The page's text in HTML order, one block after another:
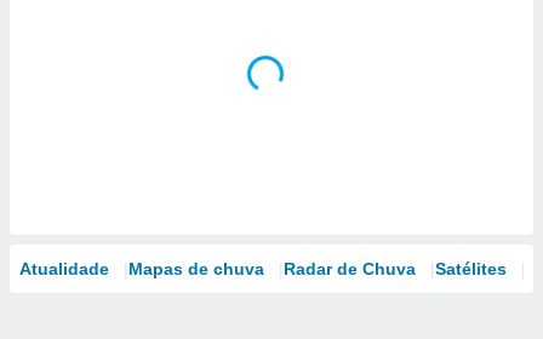
Atualidade Mapas de chuva Radar de Chuva Satélites